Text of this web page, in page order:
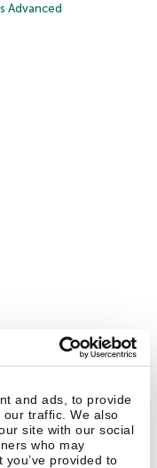
and ads, to provide
traffic. We also
site with our social
who may
provided to
Advanced
Politique de confidentialité
Communiqués de presse